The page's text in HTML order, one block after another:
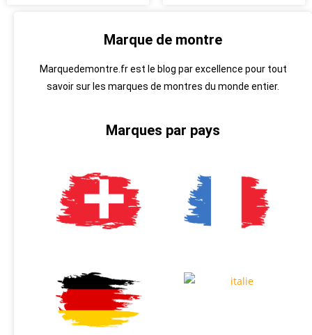
Marque de montre
Marquedemontre.fr est le blog par excellence pour tout
savoir sur les marques de montres du monde entier.
Marques par pays